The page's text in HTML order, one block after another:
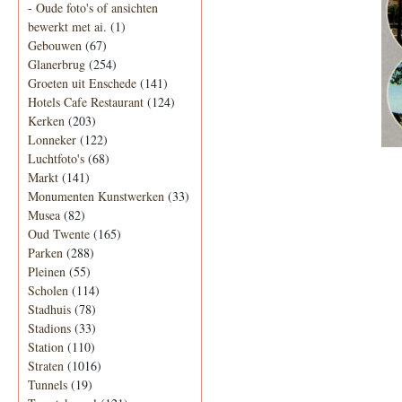
- Oude foto's of ansichten
bewerkt met ai. (1)
Gebouwen (67)
Glanerbrug (254)
Groeten uit Enschede (141)
Hotels Cafe Restaurant (124)
Kerken (203)
Lonneker (122)
Luchtfoto's (68)
Markt (141)
Monumenten Kunstwerken (33)
Musea (82)
Oud Twente (165)
Parken (288)
Pleinen (55)
Scholen (114)
Stadhuis (78)
Stadions (33)
Station (110)
Straten (1016)
Tunnels (19)